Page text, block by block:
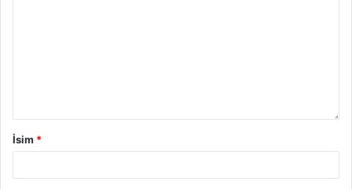
İsim *